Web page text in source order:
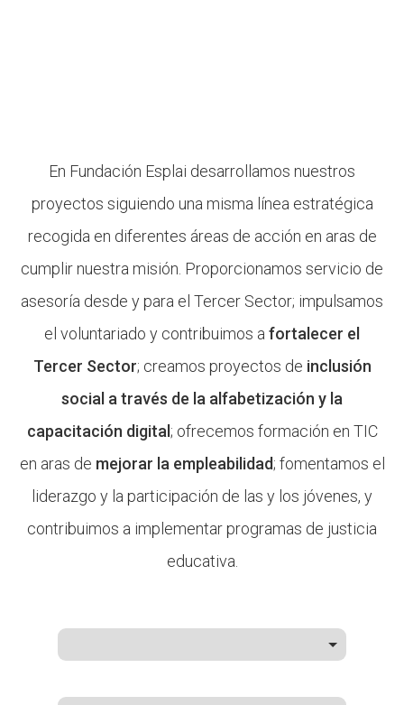
En Fundación Esplai desarrollamos nuestros
proyectos siguiendo una misma línea estratégica
recogida en diferentes áreas de acción en aras de
cumplir nuestra misión. Proporcionamos servicio de
asesoría desde y para el Tercer Sector; impulsamos
el voluntariado y contribuimos a fortalecer el
Tercer Sector; creamos proyectos de inclusión
social a través de la alfabetización y la
capacitación digital ; ofrecemos formación en TIC
en aras de mejorar la empleabilidad; fomentamos el
liderazgo y la participación de las y los jóvenes, y
contribuimos a implementar programas de justicia
educativa.